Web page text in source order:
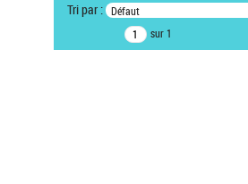
Type de notice d'autorité
Tri par : Défaut
sur 1